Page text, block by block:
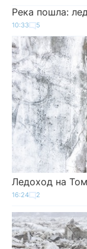
Река пошла:
10:33 5
Ледоход на
16:24 2